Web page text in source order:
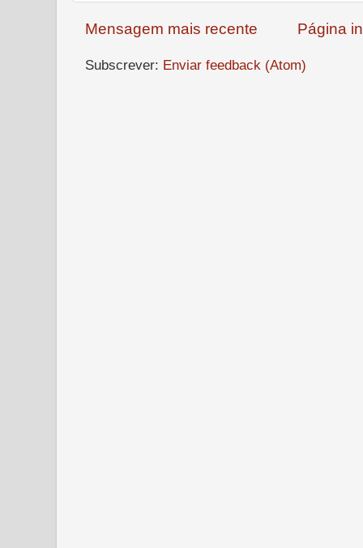
Mensagem mais recente Página
Subscrever: Enviar feedback (Atom)